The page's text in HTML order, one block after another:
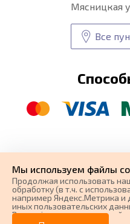
Мясницкая
Все
поисковое
Мы используем файлы
Продолжая использовать
обработку (в т.ч. с
например Яндекс.Метрика и
иных пользовательских
Вашем ip-адресе, сведений о